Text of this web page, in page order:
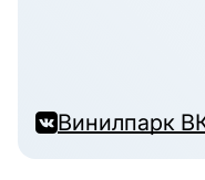
Винилпарк